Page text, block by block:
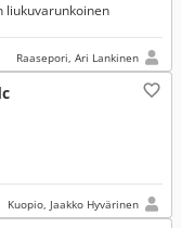
liukuvarunkoinen
Raasepori, Ari Lankinen
Kuopio, Jaakko Hyvärinen